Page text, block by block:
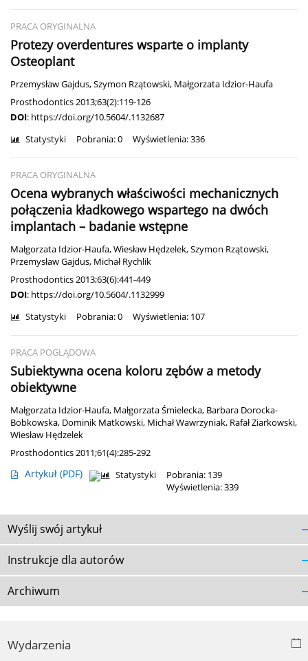
PRACA ORYGINALNA
Protezy overdentures wsparte o implanty
Osteoplant
Przemysław Gajdus,Szymon Rzątowski, Małgorzata Idzior-Haufa
Prosthodontics 2013;63(2):119-126
DOI: https://doi.org/10.5604/.1132687
Statystyki Pobrania: 0 Wyświetlenia: 336
PRACA ORYGINALNA
Ocena wybranych właściwości mechanicznych
połączenia kładkowego wspartego na dwóch
implantach – badanie wstępne
Małgorzata Idzior-Haufa,Wiesław Hędzelek,Szymon Rzątowski,
Przemysław Gajdus, Michał Rychlik
Prosthodontics 2013;63(6):441-449
DOI: https://doi.org/10.5604/.1132999
Statystyki Pobrania: 0 Wyświetlenia: 107
PRACA POGLĄDOWA
Subiektywna ocena koloru zębów a metody
obiektywne
Małgorzata Idzior-Haufa, Małgorzata Śmielecka, Barbara Dorocka-
Bobkowska, Dominik Matkowski, Michał Wawrzyniak, Rafał Ziarkowski,
Wiesław Hędzelek
Prosthodontics 2011;61(4):285-292
Artykuł (PDF) Statystyki
Pobrania: 139
Wyświetlenia: 339
Wyślij swój artykuł
Instrukcje dla autorów
Archiwum
Wydarzenia